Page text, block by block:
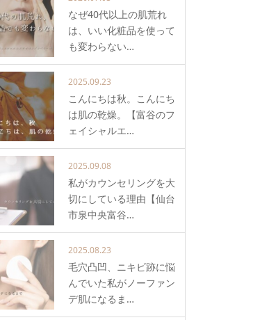
なぜ40代以上の肌荒れ
は、いい化粧品を使って
も変わらない…
2025.09.23
こんにちは秋。こんにち
は肌の乾燥。【富谷のフ
ェイシャルエ…
2025.09.08
私がカウンセリングを大
切にしている理由【仙台
市泉中央富谷…
2025.08.23
毛穴凸凹、ニキビ跡に悩
んでいた私がノーファン
デ肌になるま…